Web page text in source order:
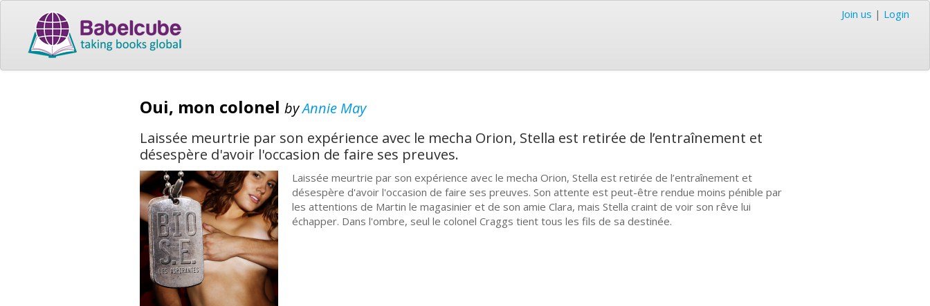
Join us | Login
Oui, mon colonel byAnnie May
Laissée meurtrie par son expérience avec le mecha Orion, Stella est retirée de l’entraînement et
désespère d'avoir l'occasion de faire ses preuves.
Laissée meurtrie par son expérience avec le mecha Orion, Stella est retirée de l’entraînement et
désespère d'avoir l'occasion de faire ses preuves. Son attente est peut-être rendue moins pénible par
les attentions de Martin le magasinier et de son amie Clara, mais Stella craint de voir son rêve lui
échapper. Dans l'ombre, seul le colonel Craggs tient tous les fils de sa destinée.